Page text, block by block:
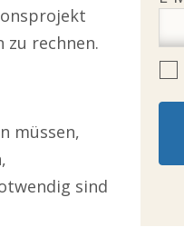
rechnen.
müssen,
sind